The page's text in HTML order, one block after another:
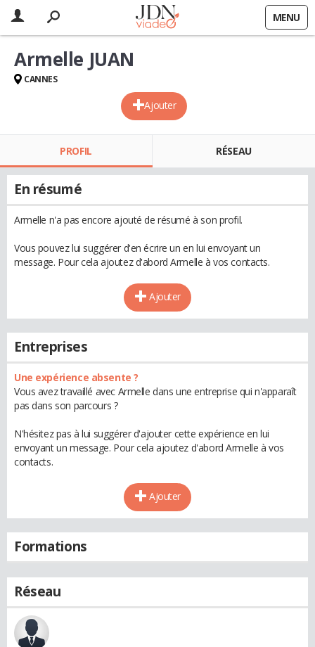
MENU
Ajouter
Armelle JUAN
CANNES
PROFIL RÉSEAU
En résumé
Armelle n'a pas encore ajouté de résumé à son profil.
Vous pouvez lui suggérer d'en écrire un en lui envoyant un
message. Pour cela ajoutez d'abord Armelle à vos contacts.
Ajouter
Entreprises
Une expérience absente ?
Vous avez travaillé avec Armelle dans une entreprise qui n'apparaît
pas dans son parcours ?
N'hésitez pas à lui suggérer d'ajouter cette expérience en lui
envoyant un message. Pour cela ajoutez d'abord Armelle à vos
contacts.
Ajouter
Formations
Réseau